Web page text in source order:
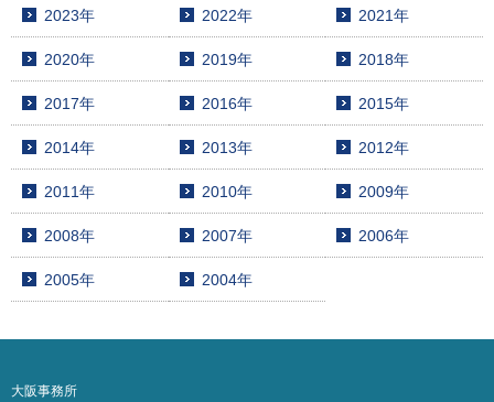
2023年 2022年 2021年
2020年 2019年 2018年
2017年 2016年 2015年
2014年 2013年 2012年
2011年 2010年 2009年
2008年 2007年 2006年
2005年 2004年
大阪事務所